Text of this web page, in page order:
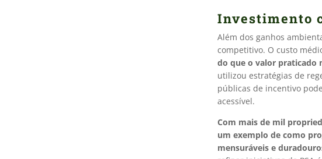
Investimento
Além dos ganhos
competitivo. O custo
do que o valor praticado
utilizou estratégias de
públicas de incentivo
acessível.
Com mais de mil
um exemplo de como
mensuráveis e